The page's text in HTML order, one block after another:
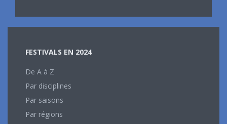
FESTIVALS EN 2024
De A à Z
Par disciplines
Par saisons
Par régions